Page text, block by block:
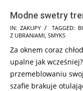
Modne swetry
2024-
12-
17
IN: ZAKUPY TAGGED:
Z UBRANIAMI, SMYKS
Za oknem coraz
upalne jak
przemeblowaniu
szafie brakuje